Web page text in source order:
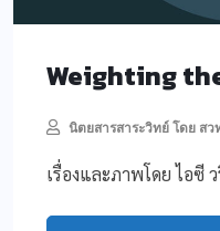
Weighting
นิตยสารสาระวิทย์ โดย สว
เรื่องและภาพโดย ไอซี